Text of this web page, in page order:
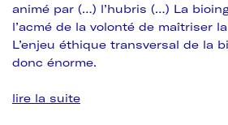
animé par (…) l’hubris (…) La
l’acmé de la volonté de maîtriser
L’enjeu éthique transversal de la
donc énorme.
lire la suite